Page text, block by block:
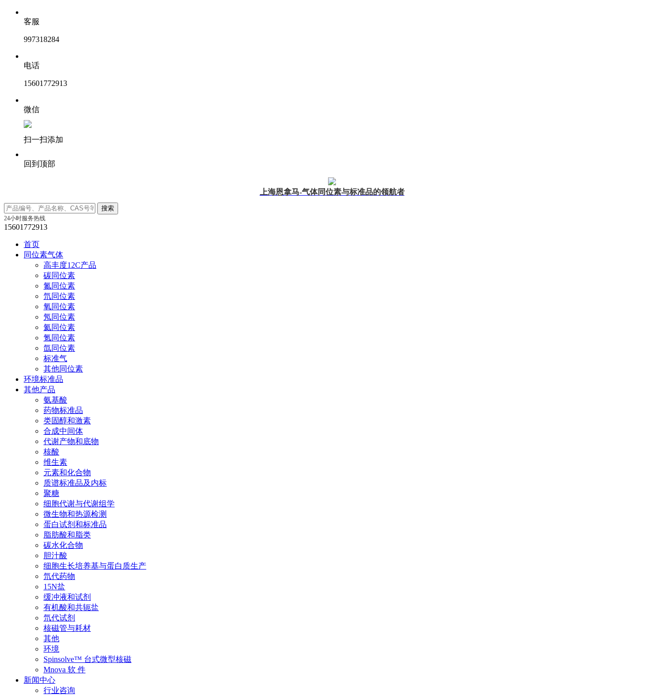
客服
997318284
电话
15601772913
微信
扫一扫添加
回到顶部
上海恩拿马-气体同位素与标准品的领航者
24小时服务热线
15601772913
首页
同位素气体
高丰度12C产品
碳同位素
氮同位素
氘同位素
氧同位素
氖同位素
氦同位素
氪同位素
氙同位素
标准气
其他同位素
环境标准品
其他产品
氨基酸
药物标准品
类固醇和激素
合成中间体
代谢产物和底物
核酸
维生素
元素和化合物
质谱标准品及内标
聚糖
细胞代谢与代谢组学
微生物和热源检测
蛋白试剂和标准品
脂肪酸和脂类
碳水化合物
胆汁酸
细胞生长培养基与蛋白质生产
氘代药物
15N盐
缓冲液和试剂
有机酸和共轭盐
氘代试剂
核磁管与耗材
其他
环境
Spinsolve™ 台式微型核磁
Mnova 软 件
新闻中心
行业咨询